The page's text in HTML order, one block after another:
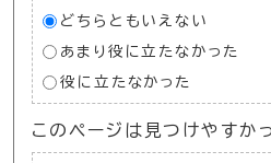
どちらともいえない
あまり役に立たなかった
役に立たなかった
このページは見つけやすか